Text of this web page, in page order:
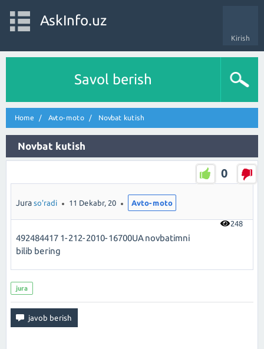
Kirish
AskInfo.uz
Savol berish
Home Avto-moto Novbat kutish
Novbat kutish
0
248
Jura so'radi 11 Dekabr, 20 Avto-moto
492484417 1-212-2010-16700UA novbatimni
bilib bering
jura